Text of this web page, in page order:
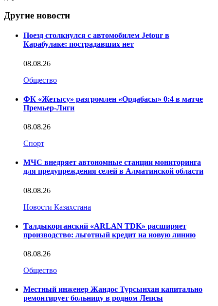
Другие новости
Поезд столкнулся с автомобилем Jetour в
Карабулаке: пострадавших нет
08.08.26
Общество
ФК «Жетысу» разгромлен «Ордабасы» 0:4 в матче
Премьер-Лиги
08.08.26
Спорт
МЧС внедряет автономные станции мониторинга
для предупреждения селей в Алматинской области
08.08.26
Новости Казахстана
Талдыкорганский «ARLAN TDK» расширяет
производство: льготный кредит на новую линию
08.08.26
Общество
Местный инженер Жандос Турсынхан капитально
ремонтирует больницу в родном Лепсы